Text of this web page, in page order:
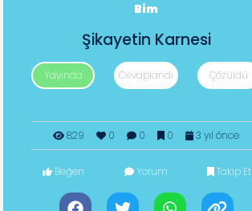
Bim
Şikayetin Karnesi
Yayında Cevaplandı Çözüldü
829 0 0 0 3 yıl önce
Beğen Yorum Takip Et